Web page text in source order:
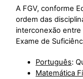
A FGV, conforme
ordem das
interconexão
Exame de
Português:
Matemática